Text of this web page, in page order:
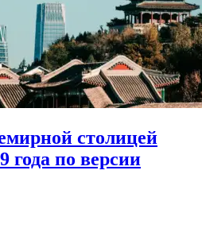
столицей
года по версии